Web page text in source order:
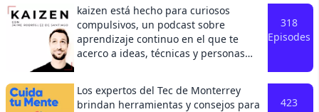
пути в психотерапии, для того, чтобы
снять стигму с этого вопроса и
сделать заботу о ментальном
здоровье нормой. Ведущая —
Мицкевич Елена, практикующий
вопросам рекламы и
сотрудничества:
kaizen está hecho para curiosos
compulsivos, un podcast sobre
aprendizaje continuo en el que te
acerco a ideas, técnicas y personas
mejor.
318
Episodes
Los expertos del Tec de Monterrey
brindan herramientas y consejos para
423